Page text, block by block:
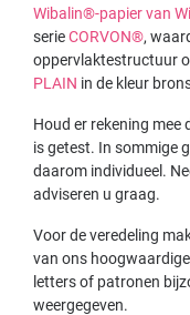
Wibalin®-papier van
serieCORVON®,
oppervlaktestructuur
PLAIN in de kleur
Houd er rekening mee
is getest. In sommige
daarom individueel.
adviseren u graag.
Voor de veredeling
van ons hoogwaardige
letters of patronen
weergegeven.